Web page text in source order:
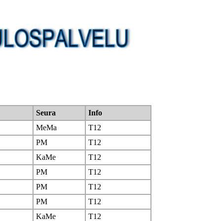
Seura
Info
MeMa
T12
PM
T12
KaMe
T12
PM
T12
PM
T12
PM
T12
KaMe
T12